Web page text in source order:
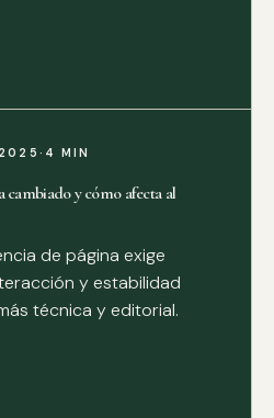
· 4 MIN
cambiado y cómo afecta al
de página exige
y estabilidad
técnica y editorial.